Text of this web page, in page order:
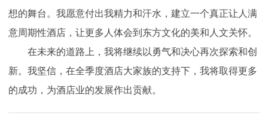
想的舞台。我愿意付出我精力和汗水，建立一个真正让人满
意周期性酒店，让更多人体会到东方文化的美和人文关怀。
在未来的道路上，我将继续以勇气和决心再次探索和创
新。我坚信，在全季度酒店大家族的支持下，我将取得更多
的成功，为酒店业的发展作出贡献。